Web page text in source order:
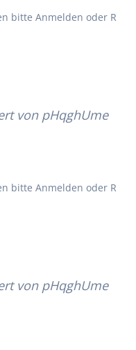
bitte Anmelden oder R
von pHqghUme
bitte Anmelden oder R
von pHqghUme